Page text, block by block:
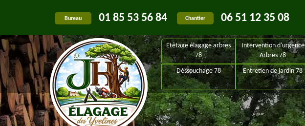
Bureau 01 85 53 56 84 Chantier 06 51 12 35 08
Etêtage élagage arbres
78
Intervention d'urgence
Arbres 78
Déssouchage 78 Entretien de jardin 78